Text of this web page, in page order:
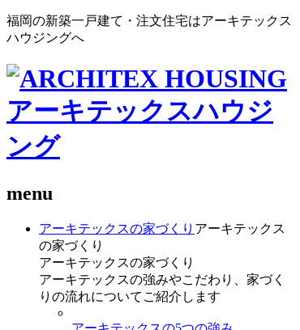
福岡の新築一戸建て・注文住宅はアーキテックス
ハウジングへ
menu
アーキテックスの家づくり アーキテックス
の家づくり
アーキテックスの家づくり
アーキテックスの強みやこだわり、家づく
りの流れについてご紹介します